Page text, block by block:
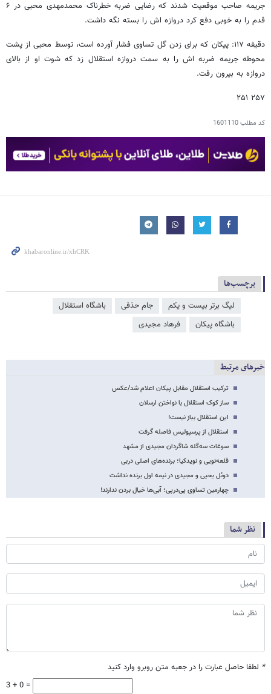
جریمه صاحب موقعیت شدند که رضایی ضربه خطرناک محمدمهدی محبی در ۶
قدم را به خوبی دفع کرد دروازه اش را بسته نگه داشت.
دقیقه ۱۱۷: پیکان که برای زدن گل تساوی فشار آورده است، توسط محبی از پشت
محوطه جریمه ضربه اش را به سمت دروازه استقلال زد که شوت او از بالای
دروازه به بیرون رفت.
۲۵۷ ۲۵۱
کد مطلب1601110
برچسب‌ها
لیگ برتر بیست و یکم جام حذفی
باشگاه استقلال
باشگاه پیکان
فرهاد مجیدی
خبرهای مرتبط
ترکیب استقلال مقابل پیکان اعلام شد/عکس
ساز کوک استقلال با نواختن ارسلان
این استقلال بباز نیست!
استقلال از پرسپولیس فاصله گرفت
سوغات سه‌گله شاگردان مجیدی از مشهد
قلعه‌نویی و نویدکیا؛ برنده‌های اصلی دربی
دوئل یحیی و مجیدی در نیمه اول برنده نداشت
چهارمین تساوی پی‌درپی؛ آبی‌ها خیال بردن ندارند!
نظر شما
* لطفا حاصل عبارت را در جعبه متن روبرو وارد کنید
3 + 0 =